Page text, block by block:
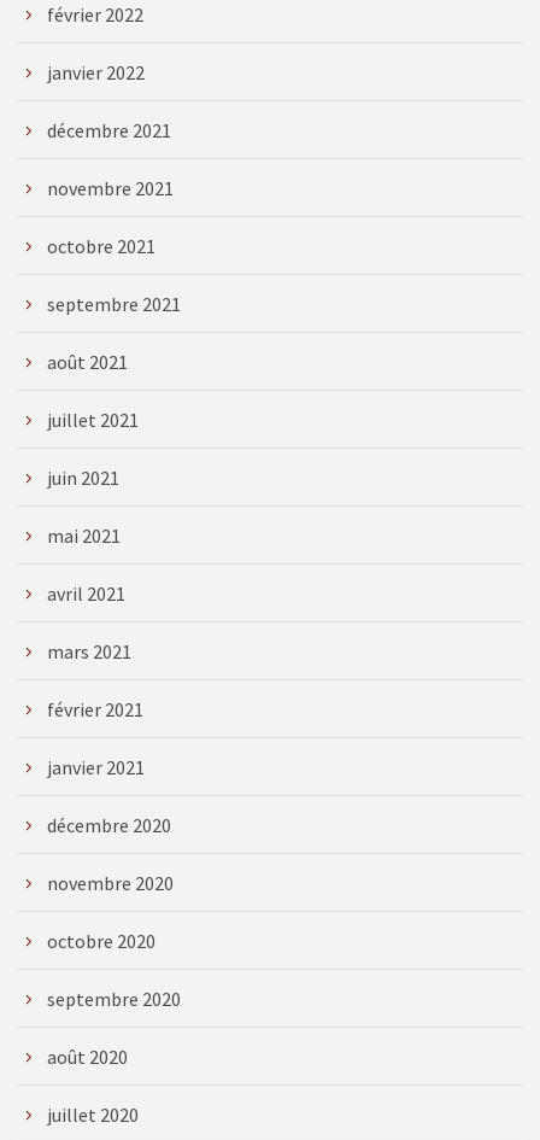
février 2022
janvier 2022
décembre 2021
novembre 2021
octobre 2021
septembre 2021
août 2021
juillet 2021
juin 2021
mai 2021
avril 2021
mars 2021
février 2021
janvier 2021
décembre 2020
novembre 2020
octobre 2020
septembre 2020
août 2020
juillet 2020